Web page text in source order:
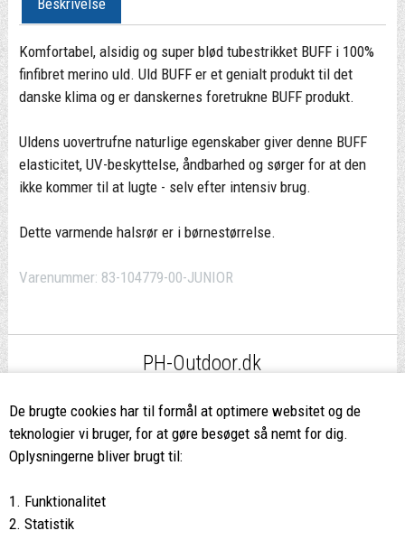
De brugte cookies har til formål at optimere websitet og de
teknologier vi bruger, for at gøre besøget så nemt for dig.
Oplysningerne bliver brugt til:
1. Funktionalitet
2. Statistik
Beskrivelse
Komfortabel, alsidig og super blød tubestrikket BUFF i 100%
finfibret merino uld. Uld BUFF er et genialt produkt til det
danske klima og er danskernes foretrukne BUFF produkt.
Uldens uovertrufne naturlige egenskaber giver denne BUFF
elasticitet, UV-beskyttelse, åndbarhed og sørger for at den
ikke kommer til at lugte - selv efter intensiv brug.
Dette varmende halsrør er i børnestørrelse.
Varenummer: 83-104779-00-JUNIOR
PH-Outdoor.dk
ved køb over 499,-*
8662 2113